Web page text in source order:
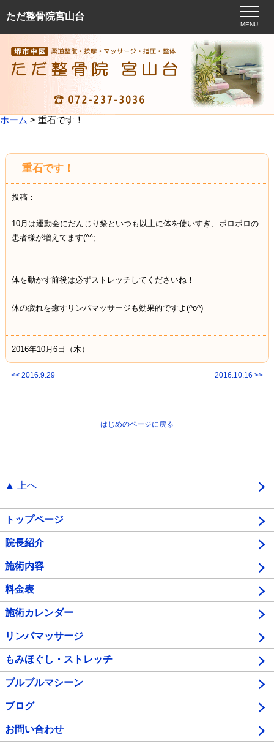
ただ整骨院宮山台
MENU
ホーム > 重石です！
重石です！
投稿：
10月は運動会にだんじり祭といつも以上に体を使いすぎ、ボロボロの
患者様が増えてます(^^;
体を動かす前後は必ずストレッチしてくださいね！
体の疲れを癒すリンパマッサージも効果的ですよ(^o^)
2016年10月6日（木）
<< 2016.9.29 2016.10.16 >>
はじめのページに戻る
▲ 上へ
トップページ
院長紹介
施術内容
料金表
施術カレンダー
リンパマッサージ
もみほぐし・ストレッチ
ブルブルマシーン
ブログ
お問い合わせ